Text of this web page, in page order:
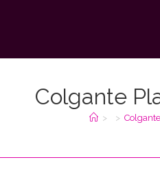
Colgante
> >